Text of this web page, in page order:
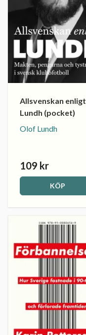
Allsvenskan enligt
Lundh (pocket)
Olof Lundh
109 kr
KÖP